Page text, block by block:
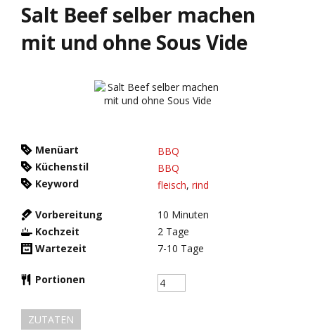
Salt Beef selber machen
mit und ohne Sous Vide
Menüart
BBQ
Küchenstil
BBQ
Keyword
fleisch, rind
Vorbereitung 10 Minuten
Kochzeit
2 Tage
Wartezeit
7-10 Tage
Portionen
ZUTATEN